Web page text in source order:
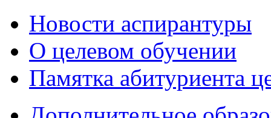
Новости аспирантуры
О целевом обучении
Памятка абитуриента